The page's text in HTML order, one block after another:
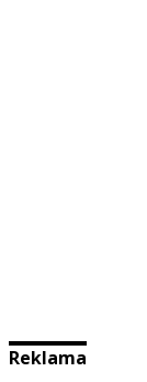
Reklama